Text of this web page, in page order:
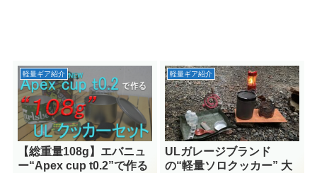
軽量ギア紹介
【総重量108g】エバニュ
ー“Apex cup t0.2”で作る
軽量ギア紹介
ULガレージブランド
の“軽量ソロクッカー” 大